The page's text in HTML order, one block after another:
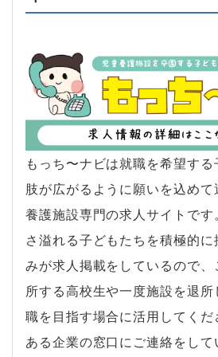
もっち〜ナビは就職を希望す
肢が広がるように願いを込め
養護施設専門の求人サイトで
さ溢れる子どもたちを積極的
みが求人掲載をしているので、
所する高校生や一度施設を退
職を目指す場合に活用してく
ある企業の窓口にご連絡をして